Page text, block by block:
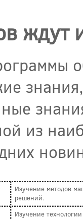
из
Изучение методов
решений.
Изучение